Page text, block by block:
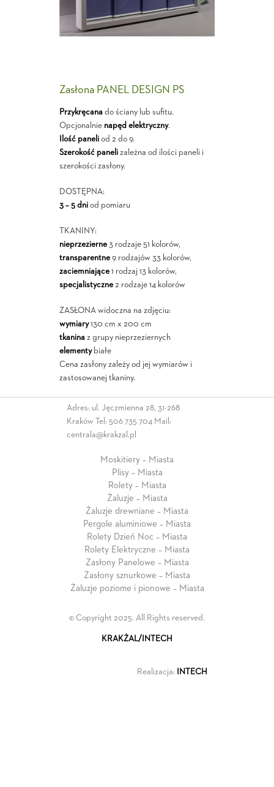
Zasłona PANEL DESIGN PS
Przykręcanado ściany lub sufitu.
Opcjonalnie napęd elektryczny.
Ilość paneliod 2 do 9.
Szerokość panelizależna od ilości paneli i
szerokości zasłony.
DOSTĘPNA:
3 – 5 dniod pomiaru
TKANINY:
nieprzezierne3 rodzaje 51 kolorów,
transparentne9 rodzajów 33 kolorów,
zaciemniające1 rodzaj 13 kolorów,
specjalistyczne2 rodzaje 14 kolorów
ZASŁONA widoczna na zdjęciu:
wymiary130 cm x 200 cm
tkaninaz grupy nieprzeziernych
elementybiałe
Cena zasłony zależy od jej wymiarów i
zastosowanej tkaniny.
Adres: ul. Jęczmienna 28, 31-268
Kraków Tel: 506 735 704 Mail:
centrala@krakzal.pl
Moskitiery – Miasta
Plisy – Miasta
Rolety – Miasta
Żaluzje – Miasta
Żaluzje drewniane – Miasta
Pergole aluminiowe – Miasta
Rolety Dzień Noc – Miasta
Rolety Elektryczne – Miasta
Zasłony Panelowe – Miasta
Zasłony sznurkowe – Miasta
Żaluzje poziome i pionowe – Miasta
© Copyright 2025. All Rights reserved.
KRAKŻAL/INTECH
Realizacja: INTECH